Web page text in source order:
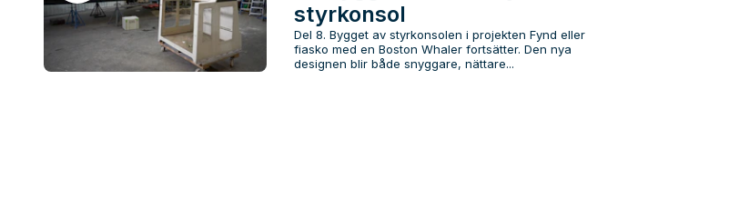
styrkonsol
Del 8. Bygget av styrkonsolen i projekten Fynd eller
fiasko med en Boston Whaler fortsätter. Den nya
designen blir både snyggare, nättare...